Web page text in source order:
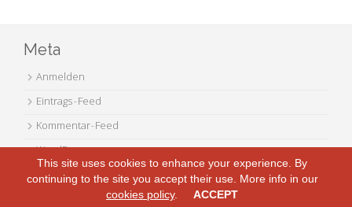
This site uses cookies to enhance your experience. By
continuing to the site you accept their use. More info in our
cookies policy. ACCEPT
Meta
Anmelden
Eintrags-Feed
Kommentar-Feed
WordPress.org
© 2026 netzmonster.de. All Rights Reserved.